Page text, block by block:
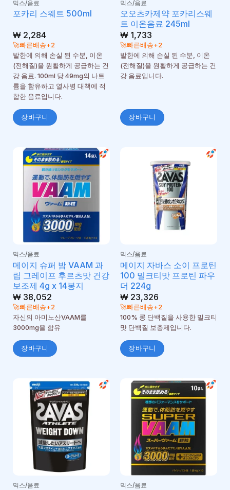
믹스/음료
포카리 스웨트 500ml
₩2,284
🚀빠른배송+2
발한에 의해 손실 된 수분, 이온
(전해질)을 원활하게 공급하는 건
강 음료. 100ml 당 49mg의 나트
륨을 함유하고 열사병 대책에 적
합한 음료입니다.
장바구니
믹스/음료
오오츠카제약 포카리스웨
트 이온음료 245ml
₩1,733
🚀빠른배송+2
발한에 의해 손실 된 수분, 이온
(전해질)을 원활하게 공급하는 건
강 음료입니다.
장바구니
믹스/음료
메이지 슈퍼 밤 VAAM 과
립 그레이프 후르츠맛 건강
보조제 4g x 14봉지
₩38,052
🚀빠른배송+2
자신의 아미노산VAAM를
3000mg을 함유
장바구니
믹스/음료
메이지 자바스 소이 프로틴
100 밀크티맛 프로틴 파우
더 224g
₩23,326
🚀빠른배송+2
100% 콩 단백질을 사용한 밀크티
맛 단백질 보충제입니다.
장바구니
믹스/음료 믹스/음료